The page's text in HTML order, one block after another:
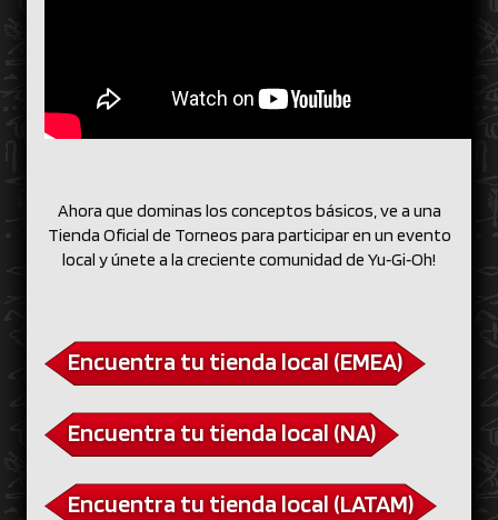
Ahora que dominas los conceptos básicos, ve a una
Tienda Oficial de Torneos para participar en un evento
local y únete a la creciente comunidad de Yu‑Gi‑Oh!
Encuentra tu tienda local (EMEA)
Encuentra tu tienda local (NA)
Encuentra tu tienda local (LATAM)